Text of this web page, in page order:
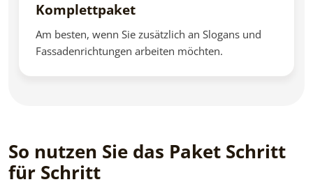
Komplettpaket
Am besten, wenn Sie zusätzlich an Slogans und
Fassadenrichtungen arbeiten möchten.
So nutzen Sie das Paket Schritt
für Schritt